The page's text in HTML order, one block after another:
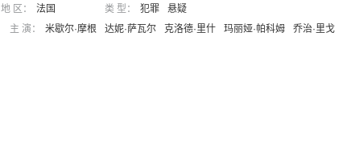
地 区： 法国 类 型： 犯罪
悬疑
主 演： 米歇尔·摩根 达妮·萨瓦尔 克洛德·里什 玛丽娅·帕科姆 乔治·里戈